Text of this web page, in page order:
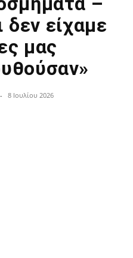
δεν είχαμε
μας
- 8 Ιουλίου 2026